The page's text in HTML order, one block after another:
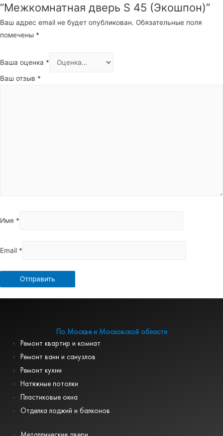
“Межкомнатная дверь S 45 (Экошпон)”
Ваш адрес email не будет опубликован. Обязательные поля
помечены *
Ваша оценка *
Ваш отзыв *
Имя *
Email *
По Москве и Московской области
Ремонт квартир и комнат
Ремонт ванн и санузлов
Ремонт кухни
Натяжные потолки
Пластиковые окна
Отделка лоджий и балконов
Металлические двери